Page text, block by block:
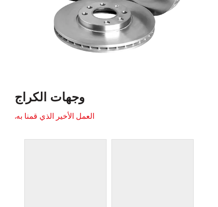
وجهات الكراج
العمل الأخير الذي قمنا به.